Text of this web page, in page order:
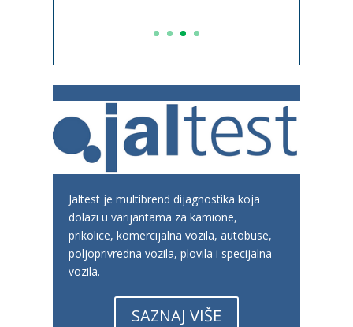
Jaltest je multibrend dijagnostika koja
dolazi u varijantama za kamione,
prikolice, komercijalna vozila, autobuse,
poljoprivredna vozila, plovila i specijalna
vozila.
SAZNAJ VIŠE